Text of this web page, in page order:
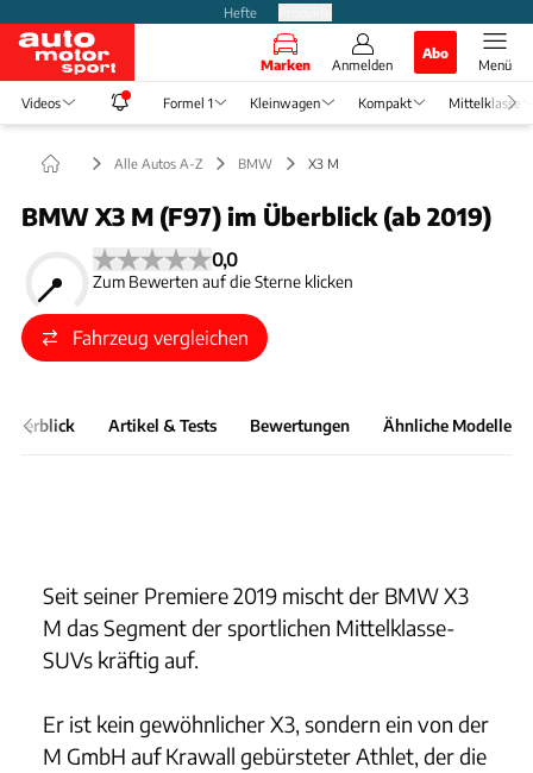
Hefte
Marken Anmelden
Abo
Menü
Videos Formel 1 Kleinwagen Kompakt Mittelklasse
Alle Autos A-Z BMW X3 M
BMW X3 M (F97) im Überblick (ab 2019)
0,0
Zum Bewerten auf die Sterne klicken
Fahrzeug vergleichen
Überblick Artikel & Tests Bewertungen Ähnliche Modelle
Seit seiner Premiere 2019 mischt der BMW X3
M das Segment der sportlichen Mittelklasse-
SUVs kräftig auf.
Er ist kein gewöhnlicher X3, sondern ein von der
M GmbH auf Krawall gebürsteter Athlet, der die